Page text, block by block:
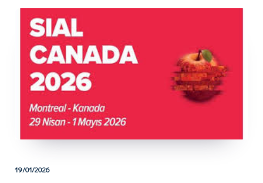
19/01/2026